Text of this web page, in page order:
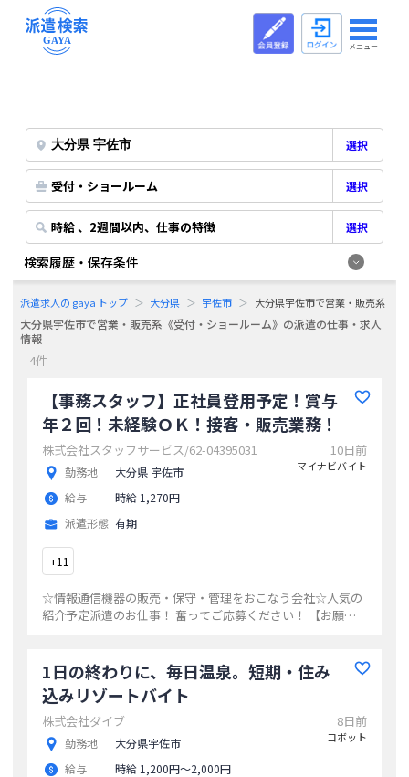
メニュー
選択
受付・ショールーム 選択
時給 、2週間以内、仕事の特徴 選択
検索履歴・保存条件
派遣求人の gaya トップ 大分県 宇佐市 大分県宇佐市で営業・販売系《
大分県宇佐市で営業・販売系《受付・ショールーム》の派遣の仕事・求人
情報
4件
【事務スタッフ】正社員登用予定！賞与
年２回！未経験ＯＫ！接客・販売業務！
株式会社スタッフサービス/62-04395031
勤務地
大分県 宇佐市
給与
時給 1,270円
派遣形態 有期
10日前
マイナビバイト
+11
☆情報通信機器の販売・保守・管理をおこなう会社☆人気の
紹介予定派遣のお仕事！ 奮ってご応募ください！ 【お願い
1日の終わりに、毎日温泉。短期・住み
込みリゾートバイト
株式会社ダイブ
勤務地
大分県宇佐市
給与
時給 1,200円〜2,000円
8日前
コボット